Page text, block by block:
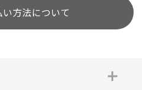
方法について